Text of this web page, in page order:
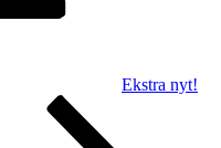
Ekstra nyt!